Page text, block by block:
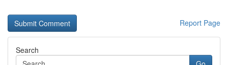
Report Page
Search